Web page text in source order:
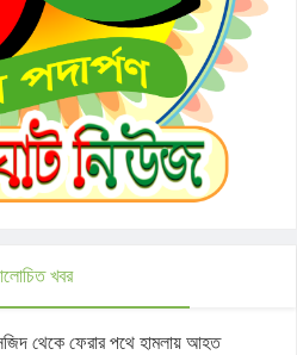
খবর
থেকে ফেরার পথে হামলায় আহত